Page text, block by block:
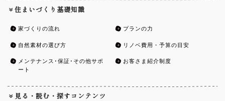
住まいづくり基礎知識
家づくりの流れ プランの力
自然素材の選び方 リノベ費用・予算の目安
メンテナンス･保証･その他サポ
ート
お客さま紹介制度
見る・読む・探すコンテンツ